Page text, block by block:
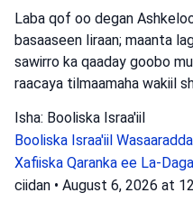
Laba qof oo degan
basaaseen Iiraan; maanta
sawirro ka qaaday goobo
raacaya tilmaamaha wakiil
Isha: Booliska Israa'iil
Booliska Israa'iil
Xafiiska Qaranka ee La-
ciidan • August 6, 2026 at